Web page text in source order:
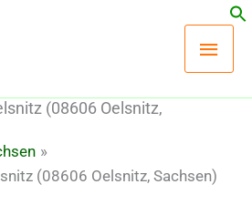
(08606 Oelsnitz,
(08606 Oelsnitz, Sachsen)